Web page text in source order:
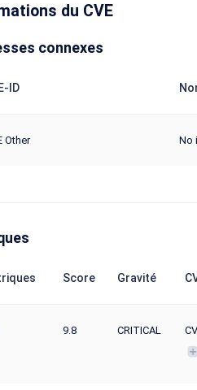
du CVE
connexes
ID
Other No
Score Gravité
9.8 CRITICAL